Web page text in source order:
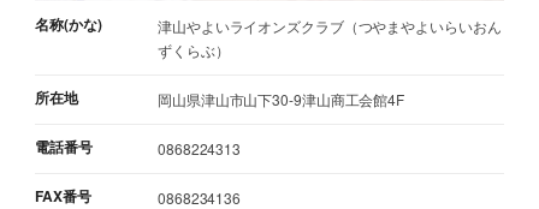
名称(かな)
津山やよいライオンズクラブ（つやまやよいらいおん
ずくらぶ）
所在地 岡山県津山市山下30-9津山商工会館4F
電話番号 0868224313
FAX番号 0868234136